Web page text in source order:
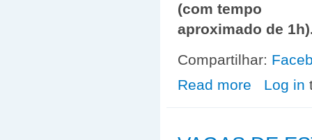
(com tempo
aproximado de
Compartilhar:
Read more about Vaga de
Log in